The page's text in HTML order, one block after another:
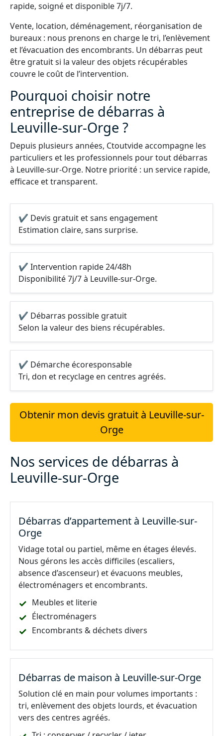
rapide, soigné et disponible 7j/7.
Vente, location, déménagement, réorganisation de
bureaux : nous prenons en charge le tri, l’enlèvement
et l’évacuation des encombrants. Un débarras peut
être gratuit si la valeur des objets récupérables
couvre le coût de l’intervention.
Pourquoi choisir notre
entreprise de débarras à
Leuville-sur-Orge ?
Depuis plusieurs années, Ctoutvide accompagne les
particuliers et les professionnels pour tout débarras
à Leuville-sur-Orge. Notre priorité : un service rapide,
efficace et transparent.
✔ Devis gratuit et sans engagement
Estimation claire, sans surprise.
✔ Intervention rapide 24/48h
Disponibilité 7j/7 à Leuville-sur-Orge.
✔ Débarras possible gratuit
Selon la valeur des biens récupérables.
✔ Démarche écoresponsable
Tri, don et recyclage en centres agréés.
Obtenir mon devis gratuit à Leuville-sur-
Orge
Nos services de débarras à
Leuville-sur-Orge
Débarras d’appartement à Leuville-sur-
Orge
Vidage total ou partiel, même en étages élevés.
Nous gérons les accès difficiles (escaliers,
absence d’ascenseur) et évacuons meubles,
électroménagers et encombrants.
Meubles et literie
Électroménagers
Encombrants & déchets divers
Débarras de maison à Leuville-sur-Orge
Solution clé en main pour volumes importants :
tri, enlèvement des objets lourds, et évacuation
vers des centres agréés.